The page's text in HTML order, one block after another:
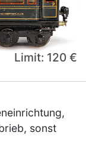
Limit: 120 €
sonst